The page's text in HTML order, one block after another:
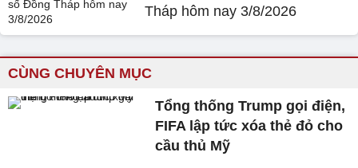
Tháp hôm nay 3/8/2026
CÙNG CHUYÊN MỤC
Tổng thống Trump gọi điện,
FIFA lập tức xóa thẻ đỏ cho
cầu thủ Mỹ